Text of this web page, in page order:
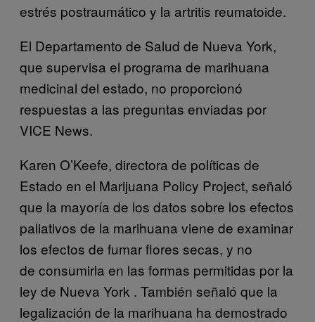
estrés postraumático y la artritis reumatoide.
El Departamento de Salud de Nueva York,
que supervisa el programa de marihuana
medicinal del estado, no proporcionó
respuestas a las preguntas enviadas por
VICE News.
Karen O’Keefe, directora de políticas de
Estado en el Marijuana Policy Project, señaló
que la mayoría de los datos sobre los efectos
paliativos de la marihuana viene de examinar
los efectos de fumar flores secas, y no
de consumirla en las formas permitidas por la
ley de Nueva York . También señaló que la
legalización de la marihuana ha demostrado